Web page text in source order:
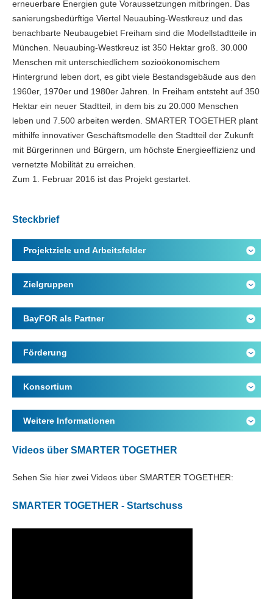
erneuerbare Energien gute Voraussetzungen mitbringen. Das
sanierungsbedürftige Viertel Neuaubing-Westkreuz und das
benachbarte Neubaugebiet Freiham sind die Modellstadtteile in
München. Neuaubing-Westkreuz ist 350 Hektar groß. 30.000
Menschen mit unterschiedlichem sozioökonomischem
Hintergrund leben dort, es gibt viele Bestandsgebäude aus den
1960er, 1970er und 1980er Jahren. In Freiham entsteht auf 350
Hektar ein neuer Stadtteil, in dem bis zu 20.000 Menschen
leben und 7.500 arbeiten werden. SMARTER TOGETHER plant
mithilfe innovativer Geschäftsmodelle den Stadtteil der Zukunft
mit Bürgerinnen und Bürgern, um höchste Energieeffizienz und
vernetzte Mobilität zu erreichen.
Zum 1. Februar 2016 ist das Projekt gestartet.
Steckbrief
Projektziele und Arbeitsfelder
Zielgruppen
BayFOR als Partner
Förderung
Konsortium
Weitere Informationen
Videos über SMARTER TOGETHER
Sehen Sie hier zwei Videos über SMARTER TOGETHER:
SMARTER TOGETHER - Startschuss